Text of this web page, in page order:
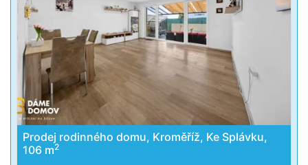
Prodej rodinného domu, Kroměříž, Ke Splávku,
106 m2